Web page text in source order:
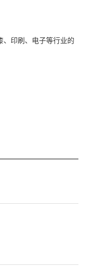
印刷、电子等行业的